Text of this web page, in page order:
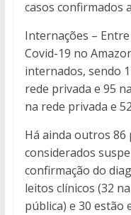
casos confirmados
Internações –
Covid-19 no
internados, sendo
rede privada e 95
na rede privada e
Há ainda outros
considerados
confirmação do
leitos clínicos (32
pública) e 30 estão